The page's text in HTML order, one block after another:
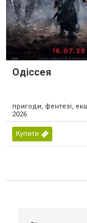
Одіссея
пригоди, фентезі,
2026
Купити